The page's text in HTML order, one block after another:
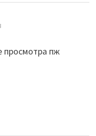
просмотра пж